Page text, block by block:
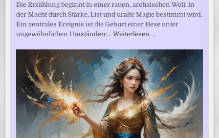
Die Erzählung beginnt in einer rauen, archaischen Welt, in
der Macht durch Stärke, List und uralte Magie bestimmt wird.
Ein zentrales Ereignis ist die Geburt einer Hexe unter
ungewöhnlichen Umständen:…Weiterlesen …